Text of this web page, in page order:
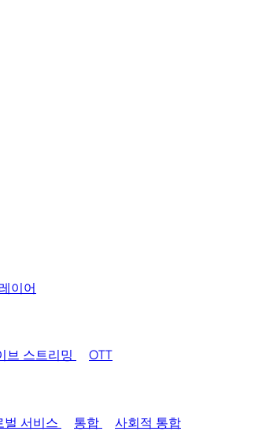
이어
브 스트리밍 OTT
벌 서비스 통합 사회적 통합